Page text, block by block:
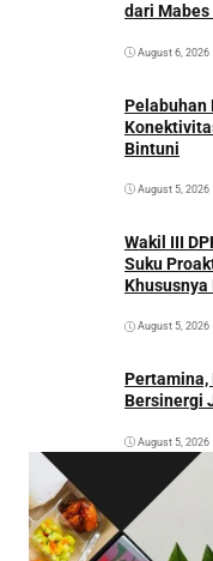
August 6, 2026
Pelabuhan
Bintuni
August 5, 2026
Wakil III
Suku
August 5, 2026
Pertamina,
Bersinergi
August 5, 2026